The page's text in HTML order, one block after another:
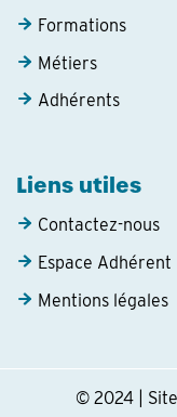
Formations
Métiers
Adhérents
Liens utiles
Contactez-nous
Espace Adhérent
Mentions légales
© 2024 |